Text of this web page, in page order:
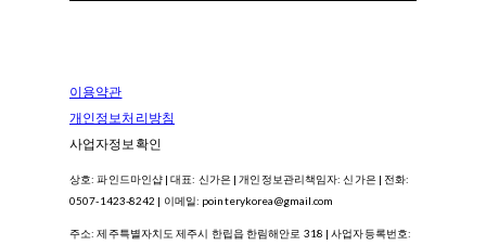
이용약관
개인정보처리방침
사업자정보확인
상호: 파인드마인샵 | 대표: 신가은 | 개인정보관리책임자: 신가은 | 전화:
0507-1423-8242 | 이메일: pointerykorea@gmail.com
주소: 제주특별자치도 제주시 한립읍 한림해안로 318 | 사업자등록번호: